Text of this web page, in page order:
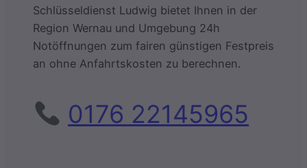
Schlüsseldienst Ludwig bietet Ihnen in der
Region Wernau und Umgebung 24h
Notöffnungen zum fairen günstigen Festpreis
an ohne Anfahrtskosten zu berechnen.
0176 22145965